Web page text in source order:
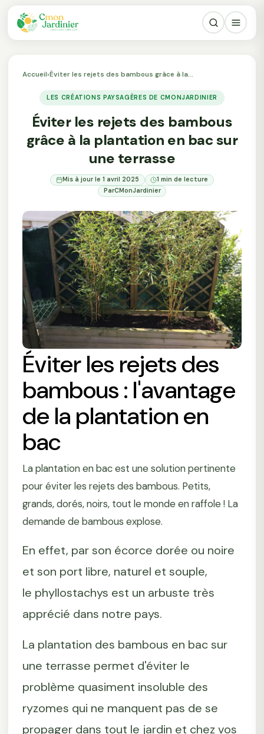
Accueil›Éviter les rejets des bambous grâce à la…
LES CRÉATIONS PAYSAGÈRES DE CMONJARDINIER
Éviter les rejets des bambous
grâce à la plantation en bac sur
une terrasse
Mis à jour le 1 avril 2025
1 min de lecture
ParCMonJardinier
Éviter les rejets des
bambous : l'avantage
de la plantation en
bac
La plantation en bac est une solution pertinente
pour éviter les rejets des bambous. Petits,
grands, dorés, noirs, tout le monde en raffole ! La
demande de bambous explose.
En effet, par son écorce dorée ou noire
et son port libre, naturel et souple,
le phyllostachys est un arbuste très
apprécié dans notre pays.
La plantation des bambous en bac sur
une terrasse permet d'éviter le
problème quasiment insoluble des
ryzomes qui ne manquent pas de se
propager dans tout le jardin et chez vos